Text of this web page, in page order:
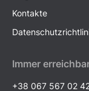
Kontakte
Immer
+38 067 567 02